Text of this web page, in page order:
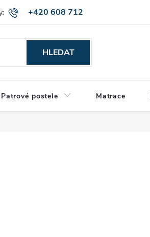
+420 608 712
Montáž a výnos zboží
HLEDAT
Patrové postele Matrace